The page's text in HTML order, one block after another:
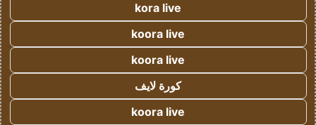
kora live
koora live
koora live
كورة لايف
koora live